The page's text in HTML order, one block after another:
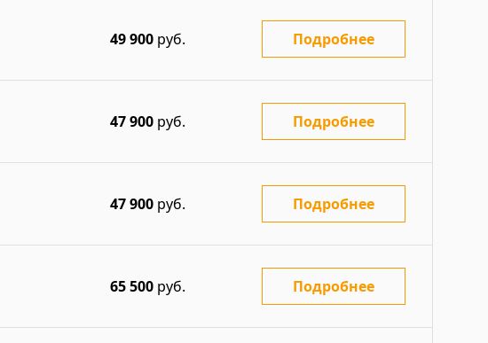
49 900 руб. Подробнее
47 900 руб. Подробнее
47 900 руб. Подробнее
65 500 руб. Подробнее